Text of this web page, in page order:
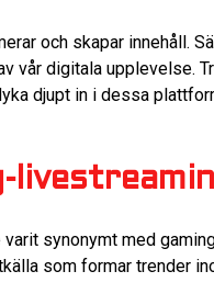
och skapar innehåll.
vår digitala upplevelse.
djupt in i dessa
synonymt med
som formar trender